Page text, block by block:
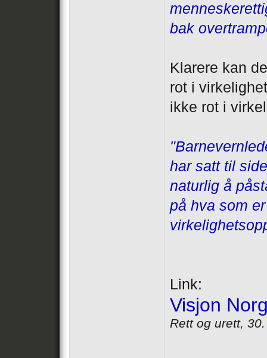
bak
Klarere kan
rot i
ikke rot i
har satt til
naturlig å
på hva som
Link:
Visjon
Rett og urett,